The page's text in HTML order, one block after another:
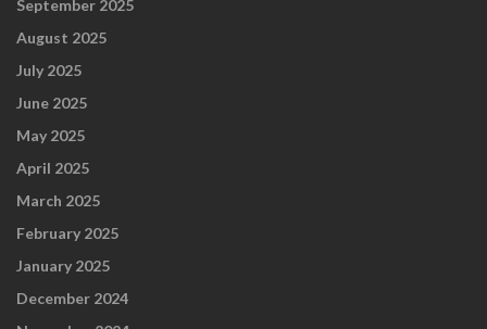
September 2025
August 2025
July 2025
June 2025
May 2025
April 2025
March 2025
February 2025
January 2025
December 2024